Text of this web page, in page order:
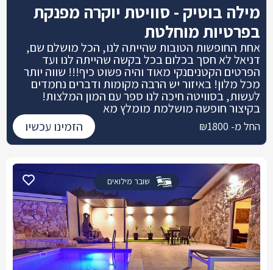
שובר מילואים
מילה בוטיק - סוויטת יוקרה מפנקת
בפרטיות מוחלטת
אחת החופשות הטובות שהייתה לנו, הכל מושלם שם,
דניאל לא חסך בכלום בכל בקשה שהייתה לנו ועד
הפרטים הקטניםנקי מאוד והיה פשוט כיף!!! שווה יותר
מכל מלון! באיזור יש הרבה מקומות ודברים נחמדים
לעשות, בסוויטה חיכה לנו ספר עם המון המלצות!
בקיצור חופשה מושלמת מומלץ מא
החל מ- ₪1800 הזמינו עכשיו